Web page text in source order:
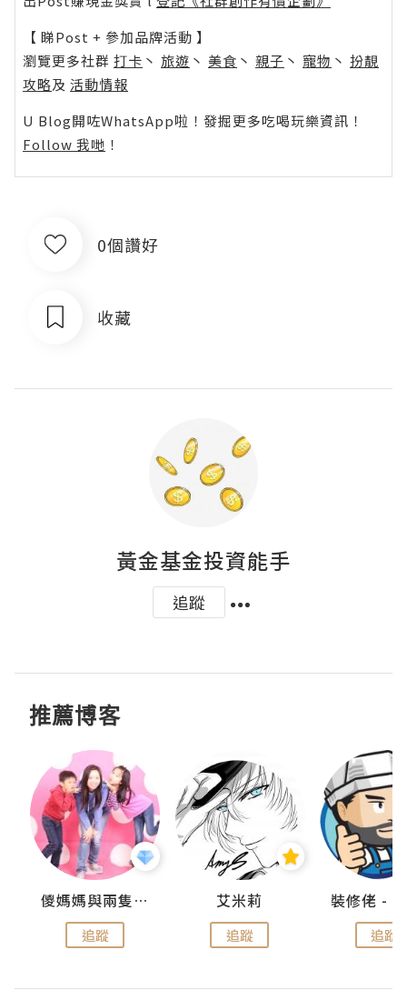
【 睇Post + 參加品牌活動 】
瀏覽更多社群 打卡 丶 旅遊 丶 美食 丶 親子 丶 寵物 丶 扮靚
攻略及 活動情報
U Blog開咗WhatsApp啦！發掘更多吃喝玩樂資訊！
Follow 我哋 ！
0個讚好
收藏
黃金基金投資能手
追蹤
推薦博客
儍媽媽與兩隻小魔怪之家
追蹤
艾米莉
追蹤 追蹤